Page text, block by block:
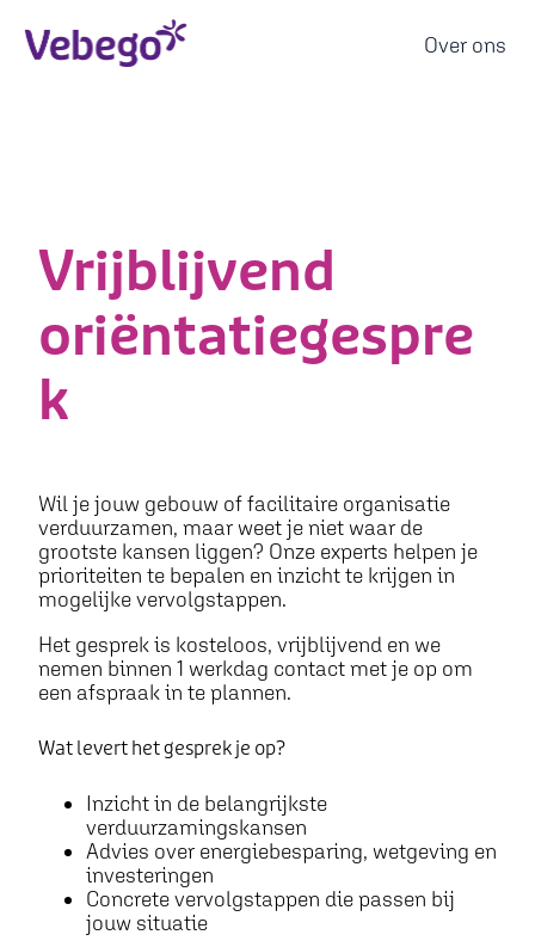
Over ons
Vrijblijvend
oriëntatiegespre
k
Wil je jouw gebouw of facilitaire organisatie
verduurzamen, maar weet je niet waar de
grootste kansen liggen? Onze experts helpen je
prioriteiten te bepalen en inzicht te krijgen in
mogelijke vervolgstappen.
Het gesprek is kosteloos, vrijblijvend en we
nemen binnen 1 werkdag contact met je op om
een afspraak in te plannen.
Wat levert het gesprek je op?
Inzicht in de belangrijkste
verduurzamingskansen
Advies over energiebesparing, wetgeving en
investeringen
Concrete vervolgstappen die passen bij
jouw situatie